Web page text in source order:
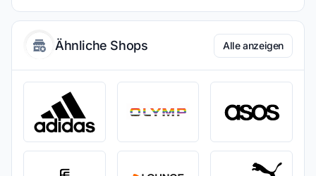
Ähnliche Shops Alle anzeigen